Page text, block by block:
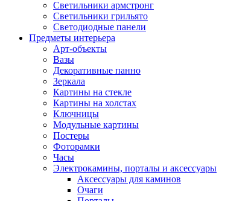
Светильники армстронг
Светильники грильято
Светодиодные панели
Предметы интерьера
Арт-объекты
Вазы
Декоративные панно
Зеркала
Картины на стекле
Картины на холстах
Ключницы
Модульные картины
Постеры
Фоторамки
Часы
Электрокамины, порталы и аксессуары
Аксессуары для каминов
Очаги